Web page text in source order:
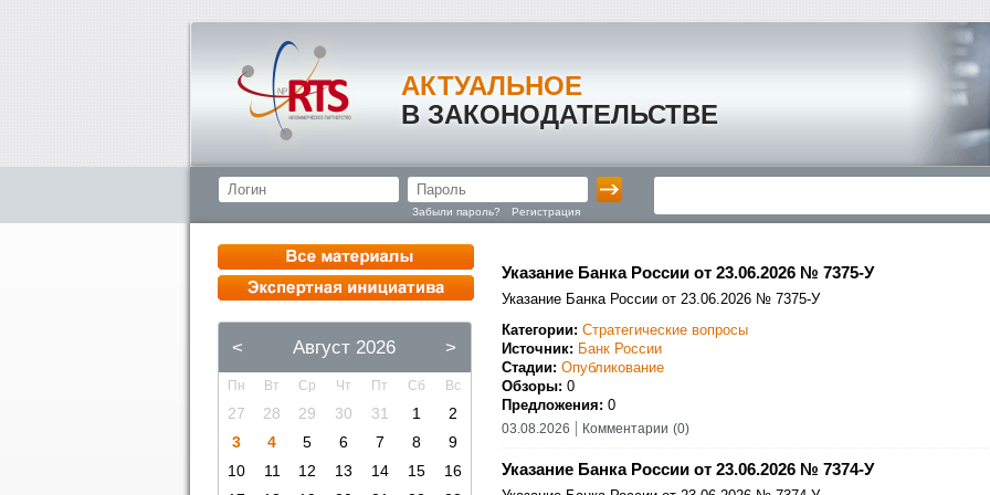
АКТУАЛЬНОЕ
В ЗАКОНОДАТЕЛЬСТВЕ
Забыли пароль? Регистрация
< Август 2026 >
Пн Вт Ср Чт Пт Сб Вс
27 28 29 30 31 1
2
3
4 5 6 7 8
9
10
11 12 13 14 15
16
Указание Банка России от 23.06.2026 № 7375-У
Указание Банка России от 23.06.2026 № 7375-У
Категории: Стратегические вопросы
Источник: Банк России
Стадии: Опубликование
Обзоры: 0
Предложения: 0
03.08.2026 Комментарии (0)
Указание Банка России от 23.06.2026 № 7374-У